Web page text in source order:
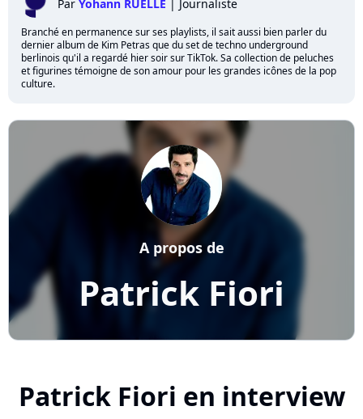
Par Yohann RUELLE Journaliste
Branché en permanence sur ses playlists, il sait aussi bien parler du
dernier album de Kim Petras que du set de techno underground
berlinois qu'il a regardé hier soir sur TikTok. Sa collection de peluches
et figurines témoigne de son amour pour les grandes icônes de la pop
culture.
Patrick Fiori
A propos de
Patrick Fiori en interview